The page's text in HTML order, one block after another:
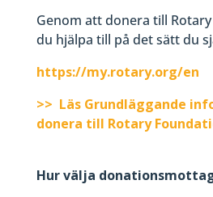
Genom att donera till
du hjälpa till på det sätt du
https://my.rotary.org/en
>> Läs Grundläggande
donera till Rotary
Hur välja